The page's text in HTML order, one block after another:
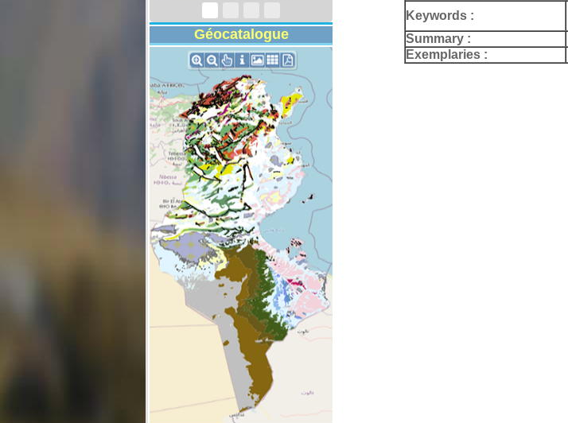
Géocatalogue
Keywords :
Summary :
Exemplaries :